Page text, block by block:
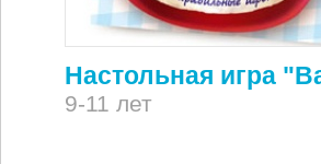
Настольная игра
9-11 лет